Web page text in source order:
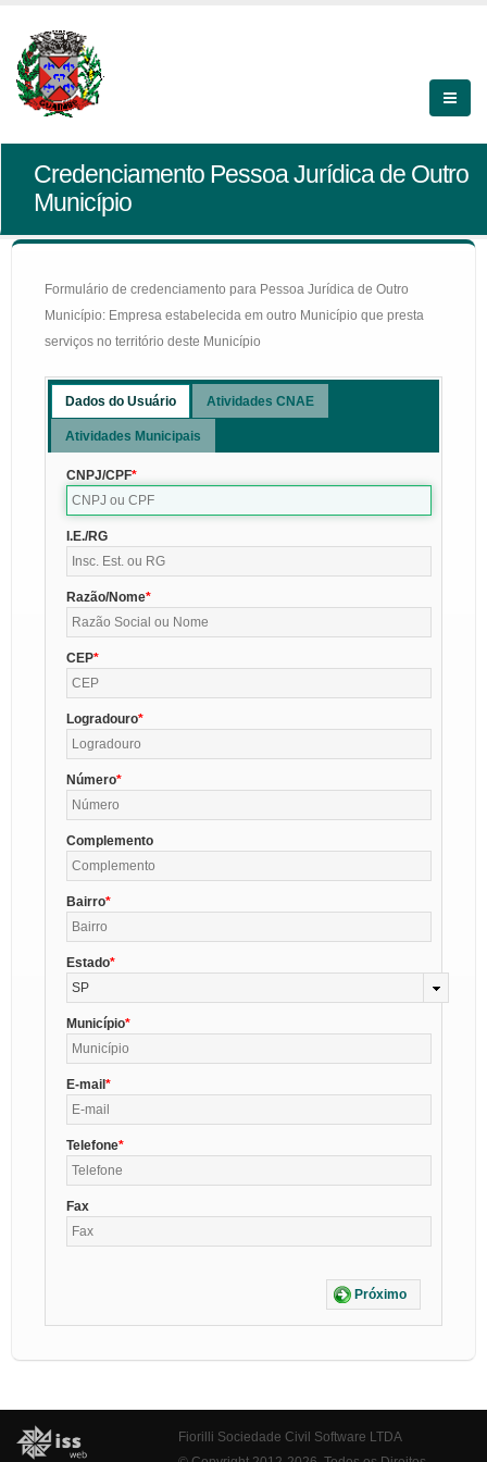
Credenciamento Pessoa Jurídica de Outro
Município
Formulário de credenciamento para Pessoa Jurídica de Outro
Município: Empresa estabelecida em outro Município que presta
serviços no território deste Município
Dados do Usuário Atividades CNAE
Atividades Municipais
CNPJ/CPF
I.E./RG
Razão/Nome
CEP
Logradouro
Número
Complemento
Bairro
Estado
SP
Município
E-mail
Telefone
Fax
Próximo
Fiorilli Sociedade Civil Software LTDA